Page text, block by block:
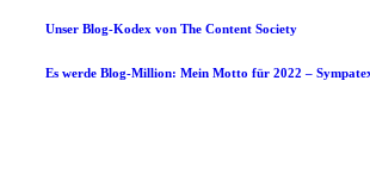
Unser Blog-Kodex von The Content Society
Es werde Blog-Million: Mein Motto für 2022 –